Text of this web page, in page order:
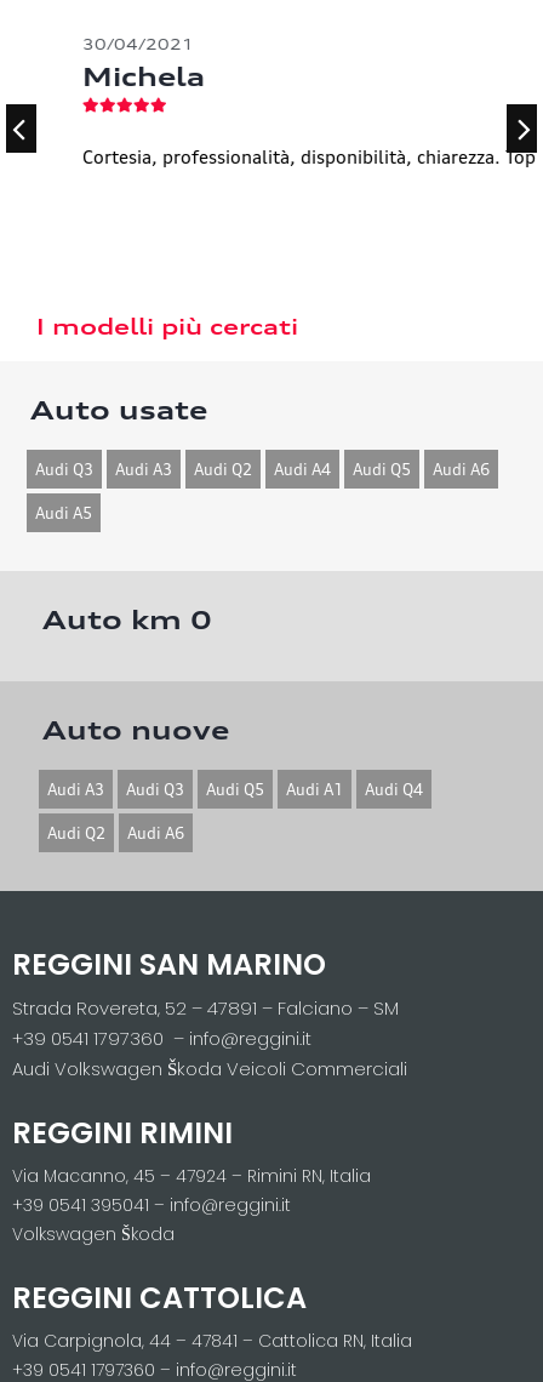
30/04/2021
Michela
Cortesia, professionalità, disponibilità, chiarezza. Top
I modelli più cercati
Auto usate
Audi Q3 Audi A3 Audi Q2 Audi A4 Audi Q5 Audi A6
Audi A5
Auto km 0
Auto nuove
Audi A3 Audi Q3 Audi Q5 Audi A1 Audi Q4
Audi Q2 Audi A6
REGGINI SAN MARINO
Strada Rovereta, 52 – 47891 – Falciano – SM
+39 0541 1797360 – info@reggini.it
Audi Volkswagen Škoda Veicoli Commerciali
REGGINI RIMINI
Via Macanno, 45 – 47924 – Rimini RN, Italia
+39 0541 395041 – info@reggini.it
Volkswagen Škoda
REGGINI CATTOLICA
Via Carpignola, 44 – 47841 – Cattolica RN, Italia
+39 0541 1797360 – info@reggini.it